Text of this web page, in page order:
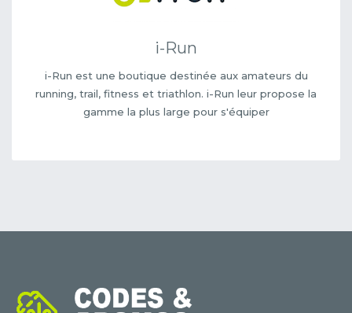
i-Run
i-Run est une boutique destinée aux amateurs du
running, trail, fitness et triathlon. i-Run leur propose la
gamme la plus large pour s'équiper